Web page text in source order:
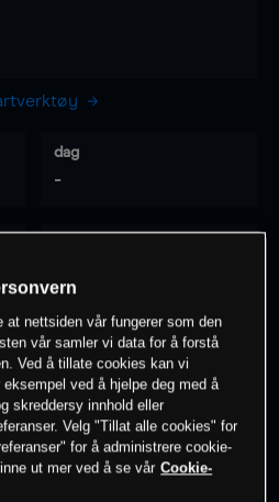
dag
-
på dette instrumentet
om konto
nettsiden vår fungerer som den
vår samler vi data for å forstå
Ved å tillate cookies kan vi
ved å hjelpe deg med å
skreddersy innhold eller
Velg "Tillat alle cookies" for
for å administrere cookie-
ut mer ved å se vår Cookie-